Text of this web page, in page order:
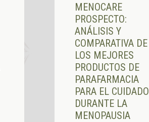
MENOCARE
PROSPECTO:
ANÁLISIS Y
COMPARATIVA DE
LOS MEJORES
PRODUCTOS DE
PARAFARMACIA
PARA EL CUIDADO
DURANTE LA
MENOPAUSIA